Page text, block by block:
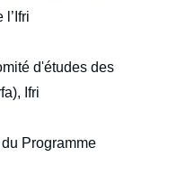
d'études des
Ifri
Programme